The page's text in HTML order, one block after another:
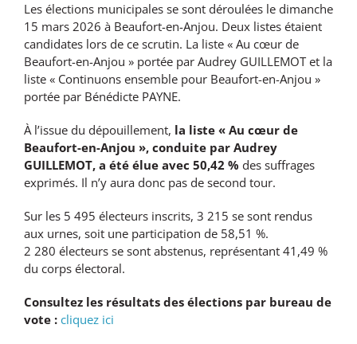
Les élections municipales se sont déroulées le dimanche
15 mars 2026 à Beaufort-en-Anjou. Deux listes étaient
candidates lors de ce scrutin. La liste « Au cœur de
Beaufort-en-Anjou » portée par Audrey GUILLEMOT et la
liste « Continuons ensemble pour Beaufort-en-Anjou »
portée par Bénédicte PAYNE.
À l’issue du dépouillement, la liste « Au cœur de
Beaufort-en-Anjou », conduite par Audrey
GUILLEMOT, a été élue avec 50,42 % des suffrages
exprimés. Il n’y aura donc pas de second tour.
Sur les 5 495 électeurs inscrits, 3 215 se sont rendus
aux urnes, soit une participation de 58,51 %.
2 280 électeurs se sont abstenus, représentant 41,49 %
du corps électoral.
Consultez les résultats des élections par bureau de
vote : cliquez ici